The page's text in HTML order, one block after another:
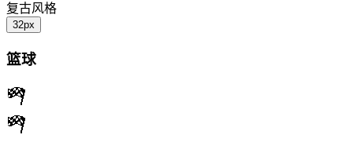
复古风格
32px
篮球